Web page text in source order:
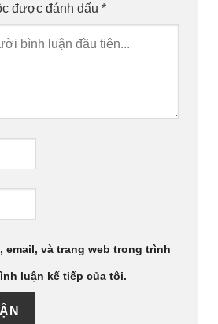
được đánh dấu *
email, và trang web trong trình
luận kế tiếp của tôi.